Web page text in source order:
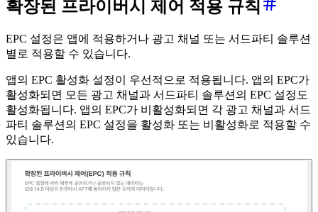
확장된 프라이버시 제어 적용 규칙
EPC 설정은 앱에 적용하거나 광고 채널 또는 서드파티 솔루션
별로 적용할 수 있습니다.
앱의 EPC 활성화 설정이 우선적으로 적용됩니다. 앱의 EPC가
활성화되면 모든 광고 채널과 서드파티 솔루션의 EPC 설정도
활성화됩니다. 앱의 EPC가 비활성화되면 각 광고 채널과 서드
파티 솔루션의 EPC 설정을 활성화 또는 비활성화로 적용할 수
있습니다.